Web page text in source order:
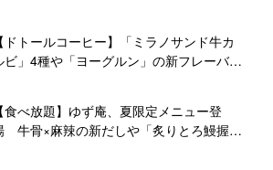
【ドトールコーヒー】「ミラノサンド牛カ
ビ」4種や「ヨーグルン」の新フレーバ
【食べ放題】ゆず庵、夏限定メニュー登
牛骨×麻辣の新だしや「炙りとろ鰻握